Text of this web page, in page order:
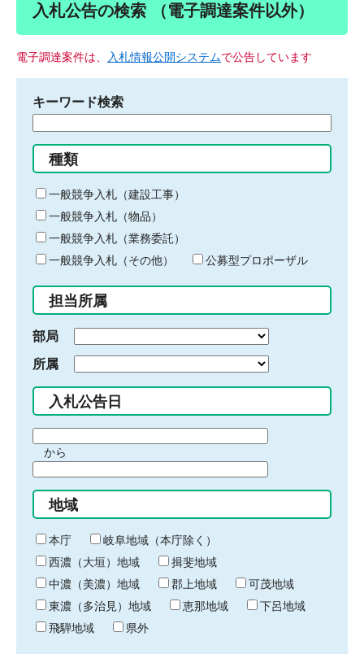
入札公告の検索 （電子調達案件以外）
電子調達案件は、 入札情報公開システムで公告しています
キーワード検索
る
キ
ー
ワ
ー
ド
入
力
種類
一般競争入札（建設工事）
一般競争入札（物品）
一般競争入札（業務委託）
一般競争入札（その他）
公募型プロポーザル
担当所属
部局
所属
入札公告日
間
始
り
から
間
終
わ
り
地域
本庁
岐阜地域（本庁除く）
西濃（大垣）地域
揖斐地域
中濃（美濃）地域
郡上地域
可茂地域
東濃（多治見）地域
恵那地域
下呂地域
飛騨地域
県外